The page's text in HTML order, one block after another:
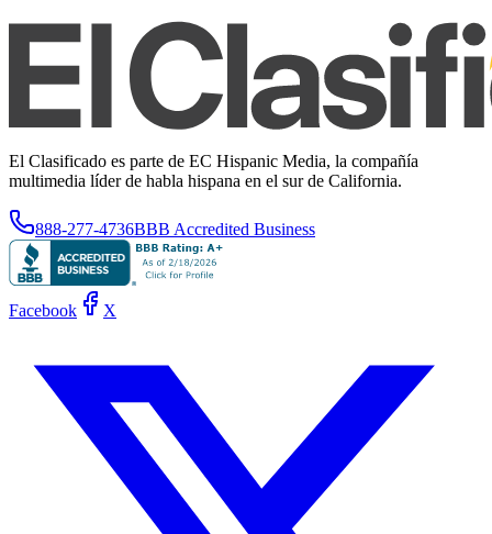
El Clasificado es parte de EC Hispanic Media, la compañía
multimedia líder de habla hispana en el sur de California.
888-277-4736BBB Accredited Business
Facebook X